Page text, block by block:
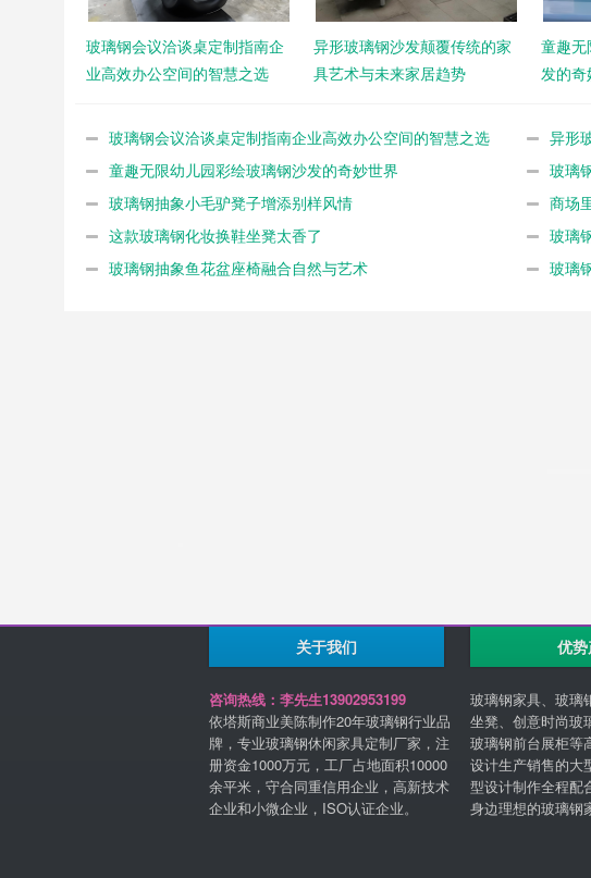
玻璃钢会议洽谈桌定制指南企
业高效办公空间的智慧之选
异形玻璃钢沙发颠覆传统的家
具艺术与未来家居趋势
童趣
发的奇
玻璃钢会议洽谈桌定制指南企业高效办公空间的智慧之选
异形
童趣无限幼儿园彩绘玻璃钢沙发的奇妙世界
玻璃
玻璃钢抽象小毛驴凳子增添别样风情
商场
这款玻璃钢化妆换鞋坐凳太香了
玻璃
玻璃钢抽象鱼花盆座椅融合自然与艺术
玻璃
关于我们
咨询热线：李先生13902953199
依塔斯商业美陈制作20年玻璃钢行业品
牌，专业玻璃钢休闲家具定制厂家，注
册资金1000万元，工厂占地面积10000
余平米，守合同重信用企业，高新技术
企业和小微企业，ISO认证企业。
优
玻璃钢家具、玻璃
坐凳、创意时尚玻
玻璃钢前台展柜等
设计生产销售的大
型设计制作全程配
身边理想的玻璃钢